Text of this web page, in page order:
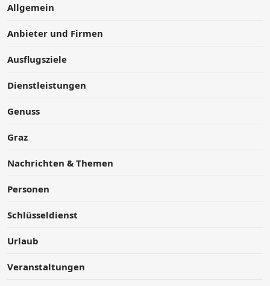
Allgemein
Anbieter und Firmen
Ausflugsziele
Dienstleistungen
Genuss
Graz
Nachrichten & Themen
Personen
Schlüsseldienst
Urlaub
Veranstaltungen